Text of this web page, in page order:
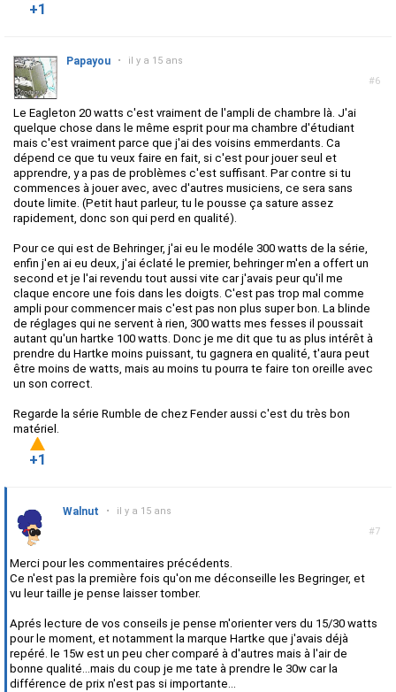
+1
#6
Papayou • il y a 15 ans
Le Eagleton 20 watts c'est vraiment de l'ampli de chambre là. J'ai
quelque chose dans le même esprit pour ma chambre d'étudiant
mais c'est vraiment parce que j'ai des voisins emmerdants. Ca
dépend ce que tu veux faire en fait, si c'est pour jouer seul et
apprendre, y a pas de problèmes c'est suffisant. Par contre si tu
commences à jouer avec, avec d'autres musiciens, ce sera sans
doute limite. (Petit haut parleur, tu le pousse ça sature assez
rapidement, donc son qui perd en qualité).
Pour ce qui est de Behringer, j'ai eu le modéle 300 watts de la série,
enfin j'en ai eu deux, j'ai éclaté le premier, behringer m'en a offert un
second et je l'ai revendu tout aussi vite car j'avais peur qu'il me
claque encore une fois dans les doigts. C'est pas trop mal comme
ampli pour commencer mais c'est pas non plus super bon. La blinde
de réglages qui ne servent à rien, 300 watts mes fesses il poussait
autant qu'un hartke 100 watts. Donc je me dit que tu as plus intérêt à
prendre du Hartke moins puissant, tu gagnera en qualité, t'aura peut
être moins de watts, mais au moins tu pourra te faire ton oreille avec
un son correct.
Regarde la série Rumble de chez Fender aussi c'est du très bon
matériel.
+1
#7
Walnut • il y a 15 ans
Merci pour les commentaires précédents.
Ce n'est pas la première fois qu'on me déconseille les Begringer, et
vu leur taille je pense laisser tomber.
Aprés lecture de vos conseils je pense m'orienter vers du 15/30 watts
pour le moment, et notamment la marque Hartke que j'avais déjà
repéré. le 15w est un peu cher comparé à d'autres mais à l'air de
bonne qualité...mais du coup je me tate à prendre le 30w car la
différence de prix n'est pas si importante...